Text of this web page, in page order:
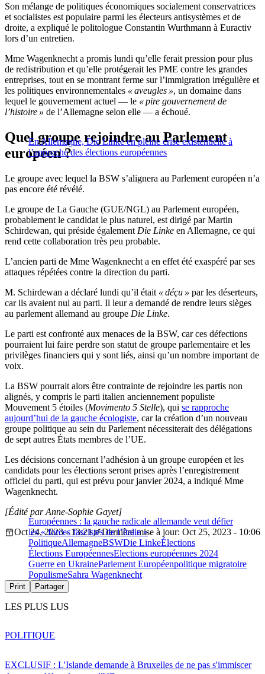
Son mélange de politiques économiques socialement conservatrices
et socialistes est populaire parmi les électeurs antisystèmes et de
droite, a expliqué le politologue Constantin Wurthmann à Euractiv
lors d’un entretien.
Mme Wagenknecht a promis lundi qu’elle ferait pression pour plus
de redistribution et qu’elle protégerait les PME contre les grandes
entreprises, tout en se montrant ferme sur l’immigration irrégulière et
les politiques environnementales « aveugles », un domaine dans
lequel le gouvernement actuel — le « pire gouvernement de
l’histoire » de l’Allemagne selon elle — a échoué.
En Allemagne, Die Linke en pleine crise existentielle à
l’approche des élections européennes
Quel groupe rejoindre au Parlement
européen ?
Le groupe avec lequel la BSW s’alignera au Parlement européen n’a
pas encore été révélé.
Le groupe de La Gauche (GUE/NGL) au Parlement européen,
probablement le candidat le plus naturel, est dirigé par Martin
Schirdewan, qui préside également Die Linke en Allemagne, ce qui
rend cette collaboration très peu probable.
L’ancien parti de Mme Wagenknecht a en effet été exaspéré par ses
attaques répétées contre la direction du parti.
M. Schirdewan a déclaré lundi qu’il était « déçu » par les déserteurs,
car ils avaient nui au parti. Il leur a demandé de rendre leurs sièges
au parlement allemand au groupe Die Linke.
Le parti est confronté aux menaces de la BSW, car ces défections
pourraient lui faire perdre son statut de groupe parlementaire et les
privilèges financiers qui y sont liés, ainsi qu’un nombre important de
voix.
La BSW pourrait alors être contrainte de rejoindre les partis non
alignés, y compris le parti italien anciennement populiste
Mouvement 5 étoiles (Movimento 5 Stelle), qui se rapproche
aujourd’hui de la gauche écologiste, car la création d’un nouveau
groupe politique au sein du Parlement nécessiterait des délégations
de sept autres États membres de l’UE.
Les décisions concernant l’adhésion à un groupe européen et les
candidats pour les élections seront prises après l’enregistrement
officiel du parti, qui est prévu pour janvier 2024, a indiqué Mme
Wagenknecht.
Européennes : la gauche radicale allemande veut défier
les « forces fascistes de l’Italie »
[Édité par Anne-Sophie Gayet]
Oct 24, 2023 - 13:21
Dernière mise à jour: Oct 25, 2023 - 10:06
PolitiqueAllemagneBSWDie LinkeÉlections
Élections EuropéennesElections européennes 2024
Guerre en UkraineParlement Européenpolitique migratoire
PopulismeSahra Wagenknecht
Print Partager
LES PLUS LUS
EXCLUSIF : L'Islande demande à Bruxelles de ne pas s'immiscer
POLITIQUE